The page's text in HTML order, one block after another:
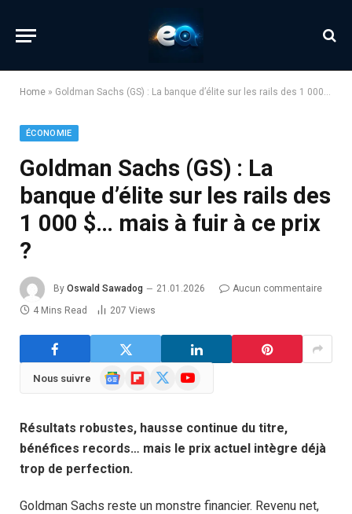
Home » Goldman Sachs (GS) : La banque d’élite sur les rails des 1 000 $… mais à fuir à ce prix ?
ÉCONOMIE
Goldman Sachs (GS) : La
banque d’élite sur les rails des
1 000 $… mais à fuir à ce prix
?
By Oswald Sawadog 21.01.2026
Aucun commentaire
4 Mins Read
207 Views
Nous suivre
GoogleFlipboard YouTube
Résultats robustes, hausse continue du titre,
bénéfices records… mais le prix actuel intègre déjà
trop de perfection.
Goldman Sachs reste un monstre financier. Revenu net,